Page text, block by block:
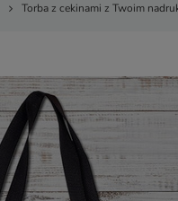
Torba z cekinami z Twoim